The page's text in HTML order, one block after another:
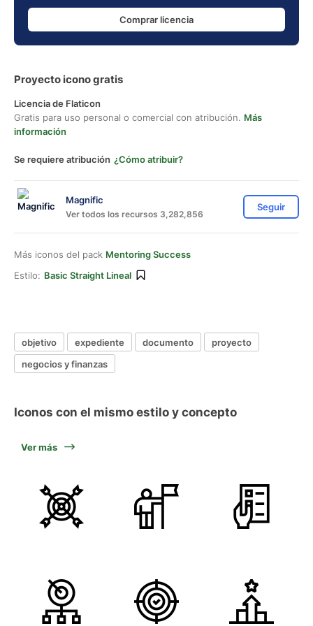
Comprar licencia
Proyecto icono gratis
Licencia de Flaticon
Gratis para uso personal o comercial con atribución. Más
información
Se requiere atribución ¿Cómo atribuir?
Magnific
Ver todos los recursos 3,282,856
Seguir
Más iconos del pack Mentoring Success
Estilo: Basic Straight Lineal
objetivo expediente documento
proyecto
negocios y finanzas
Iconos con el mismo estilo y concepto
Ver más